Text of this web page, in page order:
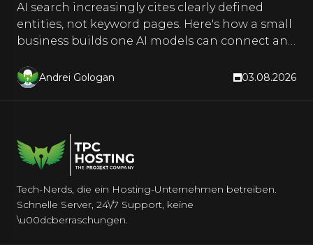
AI search increasingly cites clearly defined
entities, not keyword pages. Here's how a small
business builds one AI models can connect and
Andrei Gologan 03.08.2026
Tech-Nerds, die ein Hosting-Unternehmen betreiben.
Schnelle Server, 24\/7 Support, keine
\u00dcberraschungen.